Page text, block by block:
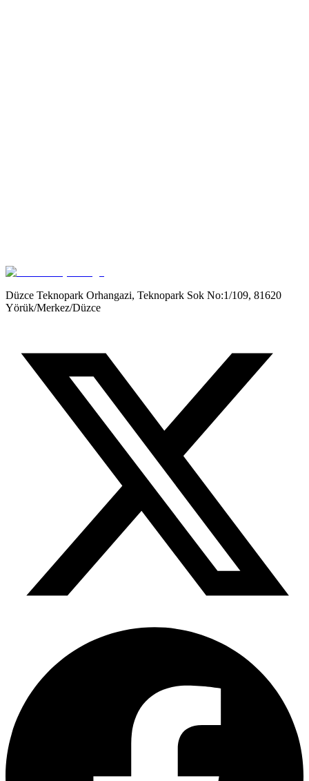
Google Play
Düzce Teknopark Orhangazi, Teknopark Sok No:1/109, 81620
Yörük/Merkez/Düzce